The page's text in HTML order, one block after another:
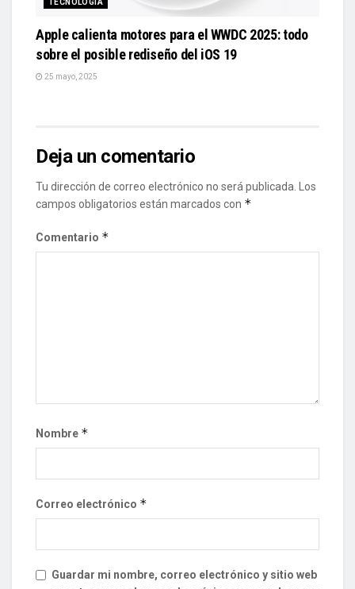
TECNOLOGÍA
Apple calienta motores para el WWDC 2025: todo
sobre el posible rediseño del iOS 19
25 mayo, 2025
Deja un comentario
Tu dirección de correo electrónico no será publicada.
Los
campos obligatorios están marcados con *
Comentario *
Nombre *
Correo electrónico *
Guardar mi nombre, correo electrónico y sitio web